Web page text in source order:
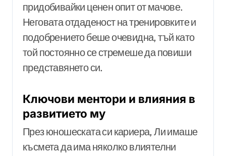
придобивайки ценен опит от мачове.
Неговата отдаденост на тренировките и
подобрението беше очевидна, тъй като
той постоянно се стремеше да повиши
представянето си.
Ключови ментори и влияния в
развитието му
През юношеската си кариера, Ли имаше
късмета да има няколко влиятелни